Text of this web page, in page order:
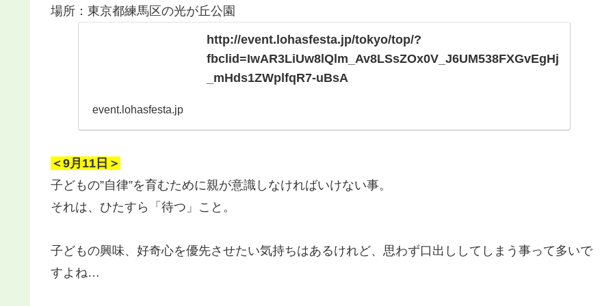
場所：東京都練馬区の光が丘公園
http://event.lohasfesta.jp/tokyo/top/?
fbclid=IwAR3LiUw8lQlm_Av8LSsZOx0V_J6UM538FXGvEgHj
_mHds1ZWplfqR7-uBsA
event.lohasfesta.jp
＜9月11日＞
子どもの”自律”を育むために親が意識しなければいけない事。
それは、ひたすら「待つ」こと。
子どもの興味、好奇心を優先させたい気持ちはあるけれど、思わず口出ししてしまう事って多いで
すよね…